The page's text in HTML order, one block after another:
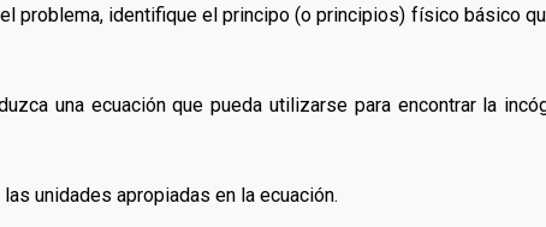
problema, identifique el principo (o principios) físico básico
una ecuación que pueda utilizarse para encontrar la
unidades apropiadas en la ecuación.